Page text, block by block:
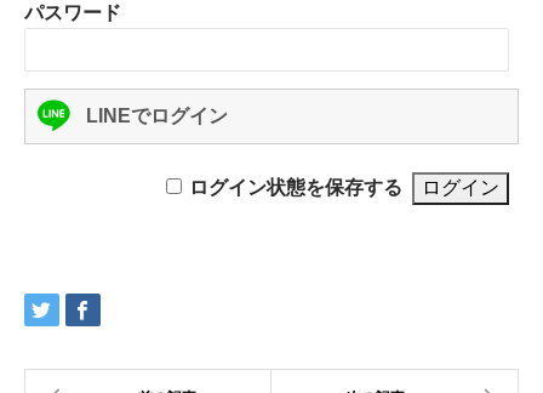
パスワード
LINEでログイン
ログイン状態を保存する